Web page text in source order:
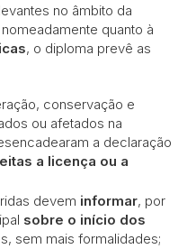
no âmbito da
nomeadamente quanto à
, o diploma prevê as
conservação e
ou afetados na
a declaração
a licença ou a
devem informar, por
sobre o início dos
sem mais formalidades;